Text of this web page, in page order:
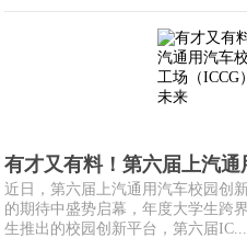
有才又有料！第六届上汽
近日，第六届上汽通用汽车校园创
的期待中盛势启幕，年度大学生跨
生推出的校园创新平台，第六届IC...